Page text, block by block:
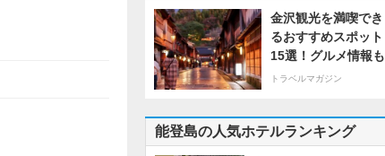
金沢観光を満喫でき
るおすすめスポット
15選！グルメ情報も
トラベルマガジン
能登島の人気ホテルランキング